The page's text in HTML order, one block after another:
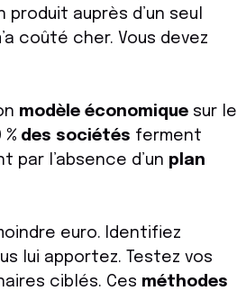
auprès d’un seul
coûté cher. Vous devez
modèle économique sur le
% des sociétés ferment
par l’absence d’un plan
euro. Identifiez
lui apportez. Testez vos
ciblés. Ces méthodes